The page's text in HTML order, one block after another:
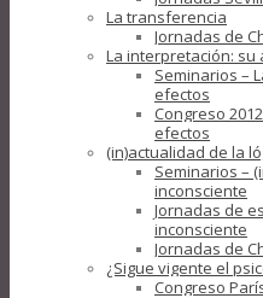
La transferencia
Jornadas de
La interpretación: su
Seminarios –
efectos
Congreso
efectos
(in)actualidad de la
Seminarios –
inconsciente
Jornadas de
inconsciente
Jornadas de
¿Sigue vigente el
Congreso